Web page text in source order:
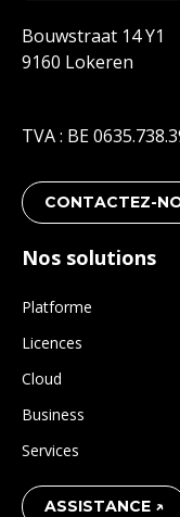
Bouwstraat 14 Y1
9160 Lokeren
TVA : BE
CONTACTEZ-
Nos solutions
Platforme
Licences
Cloud
Business
Services
ASSISTANCE ↗